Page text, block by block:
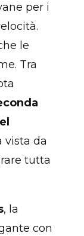
per i
le
Tra
vista da
tutta
, la
con